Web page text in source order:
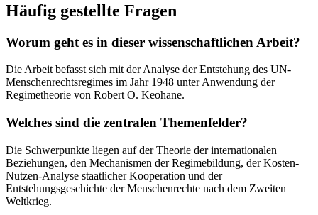
Häufig gestellte Fragen
Worum geht es in dieser wissenschaftlichen Arbeit?
Die Arbeit befasst sich mit der Analyse der Entstehung des UN-
Menschenrechtsregimes im Jahr 1948 unter Anwendung der
Regimetheorie von Robert O. Keohane.
Welches sind die zentralen Themenfelder?
Die Schwerpunkte liegen auf der Theorie der internationalen
Beziehungen, den Mechanismen der Regimebildung, der Kosten-
Nutzen-Analyse staatlicher Kooperation und der
Entstehungsgeschichte der Menschenrechte nach dem Zweiten
Weltkrieg.